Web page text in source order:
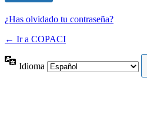
¿Has olvidado tu contraseña?
← Ir a COPACI
Idioma